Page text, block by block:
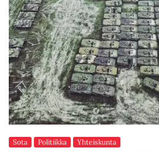
Sota Politiikka Yhteiskunta